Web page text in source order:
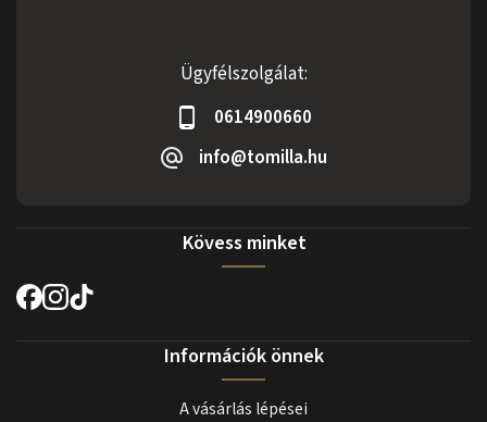
Ügyfélszolgálat:
0614900660
info@tomilla.hu
Kövess minket
Információk önnek
A vásárlás lépései